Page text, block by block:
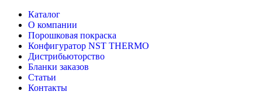
Каталог
О компании
Порошковая покраска
Конфигуратор NST THERMO
Дистрибьюторство
Бланки заказов
Статьи
Контакты